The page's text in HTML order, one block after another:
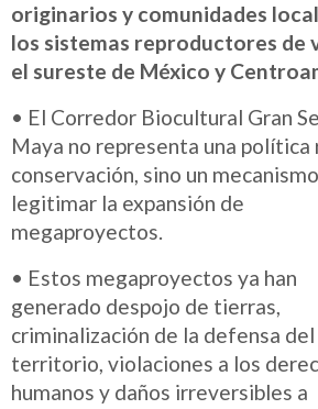
originarios y comunidades
los sistemas reproductores de
el sureste de México y
• El Corredor Biocultural Gran
Maya no representa una política
conservación, sino un
legitimar la expansión de
megaproyectos.
• Estos megaproyectos ya han
generado despojo de tierras,
criminalización de la defensa del
territorio, violaciones a los
humanos y daños irreversibles a